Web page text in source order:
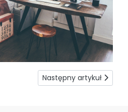
w terenie
Następny artykuł:
Następny artykuł